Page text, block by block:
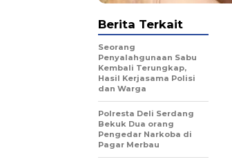
Berita Terkait
Seorang
Penyalahgunaan Sabu
Kembali Terungkap,
Hasil Kerjasama Polisi
dan Warga
Polresta Deli Serdang
Bekuk Dua orang
Pengedar Narkoba di
Pagar Merbau